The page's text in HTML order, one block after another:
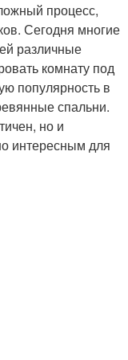
процесс,
Сегодня многие
различные
комнату под
популярность в
спальни.
но и
интересным для